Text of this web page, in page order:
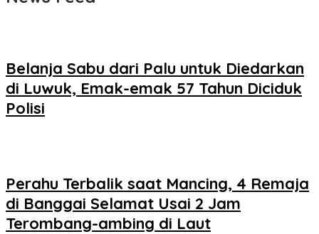
Belanja Sabu dari Palu untuk Diedarkan
di Luwuk, Emak-emak 57 Tahun Diciduk
Polisi
Perahu Terbalik saat Mancing, 4 Remaja
di Banggai Selamat Usai 2 Jam
Terombang-ambing di Laut